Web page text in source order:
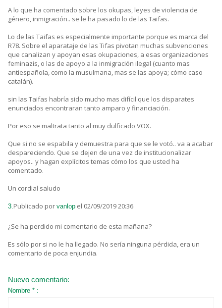
A lo que ha comentado sobre los okupas, leyes de violencia de
género, inmigración.. se le ha pasado lo de las Taifas.
Lo de las Taifas es especialmente importante porque es marca del
R78. Sobre el aparataje de las Tifas pivotan muchas subvenciones
que canalizan y apoyan esas okupaciones, a esas organizaciones
feminazis, o las de apoyo a la inmigración ilegal (cuanto mas
antiespañola, como la musulmana, mas se las apoya; cómo caso
catalán).
sin las Taifas habría sido mucho mas difícil que los disparates
enunciados encontraran tanto amparo y financiación.
Por eso se maltrata tanto al muy dulficado VOX.
Que si no se espabila y demuestra para que se le votó.. va a acabar
despareciendo. Que se dejen de una vez de institucionalizar
apoyos.. y hagan explícitos temas cómo los que usted ha
comentado.
Un cordial saludo
3.Publicado por vanlop el 02/09/2019 20:36
¿Se ha perdido mi comentario de esta mañana?
Es sólo por si no le ha llegado. No sería ninguna pérdida, era un
comentario de poca enjundia.
Nuevo comentario:
Nombre * :